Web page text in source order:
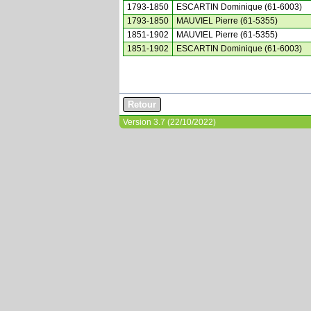
1793-1850
ESCARTIN Dominique (61-6003)
1793-1850
MAUVIEL Pierre (61-5355)
1851-1902
MAUVIEL Pierre (61-5355)
1851-1902
ESCARTIN Dominique (61-6003)
Version 3.7 (22/10/2022)